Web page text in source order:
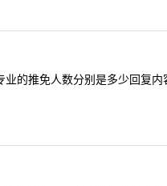
推免人数分别是多少回复内